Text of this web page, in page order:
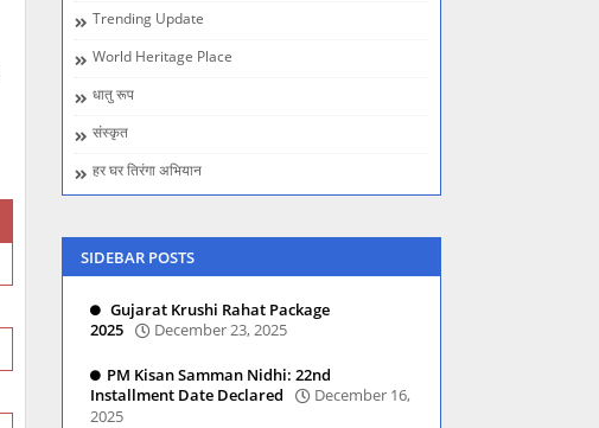
Trending Update
World Heritage Place
धातु रूप
संस्कृत
हर घर तिरंगा अभियान
SIDEBAR POSTS
Gujarat Krushi Rahat Package
2025
December 23, 2025
PM Kisan Samman Nidhi: 22nd
Installment Date Declared
December 16,
2025